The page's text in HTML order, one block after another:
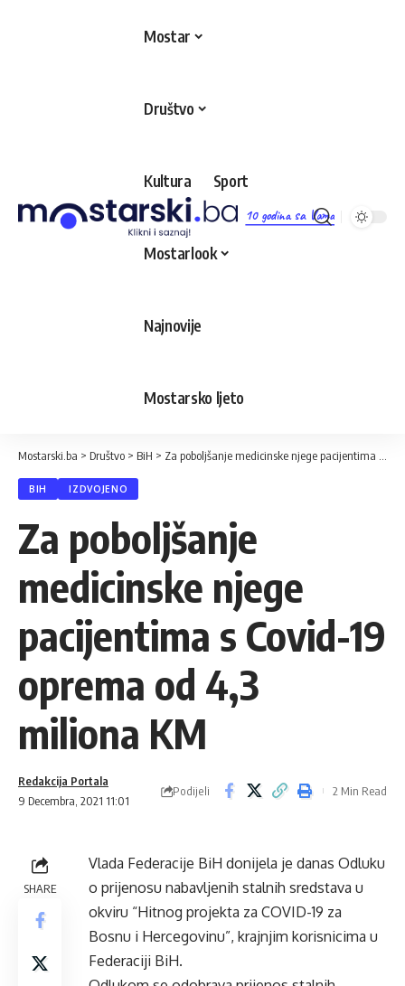
10 godina sa Vama
Mostar
Društvo
Kultura Sport
Mostarlook
Najnovije
Mostarsko ljeto
Mostarski.ba > Društvo > BiH > Za poboljšanje medicinske njege pacijentima s Covid-19 oprema od 4,3 miliona KM
BIH IZDVOJENO
Za poboljšanje
medicinske njege
pacijentima s Covid-19
oprema od 4,3
miliona KM
9 Decembra, 2021 11:01
Redakcija Portala
Podijeli 2 Min Read
SHARE
Vlada Federacije BiH donijela je danas Odluku
o prijenosu nabavljenih stalnih sredstava u
okviru “Hitnog projekta za COVID-19 za
Bosnu i Hercegovinu”, krajnjim korisnicima u
Federaciji BiH.